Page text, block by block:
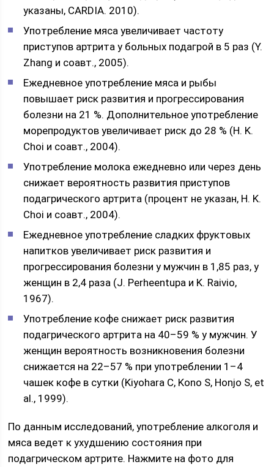
указаны, CARDIA. 2010).
Употребление мяса увеличивает частоту
приступов артрита у больных подагрой в 5 раз (Y.
Zhang и соавт., 2005).
Ежедневное употребление мяса и рыбы
повышает риск развития и прогрессирования
болезни на 21 %. Дополнительное употребление
морепродуктов увеличивает риск до 28 % (H. K.
Choi и соавт., 2004).
Употребление молока ежедневно или через день
снижает вероятность развития приступов
подагрического артрита (процент не указан, H. K.
Choi и соавт., 2004).
Ежедневное употребление сладких фруктовых
напитков увеличивает риск развития и
прогрессирования болезни у мужчин в 1,85 раз, у
женщин в 2,4 раза (J. Perheentupa и K. Raivio,
1967).
Употребление кофе снижает риск развития
подагрического артрита на 40–59 % у мужчин. У
женщин вероятность возникновения болезни
снижается на 22–57 % при употреблении 1–4
чашек кофе в сутки (Kiyohara C, Kono S, Honjo S, et
al., 1999).
По данным исследований, употребление алкоголя и
мяса ведет к ухудшению состояния при
подагрическом артрите. Нажмите на фото для